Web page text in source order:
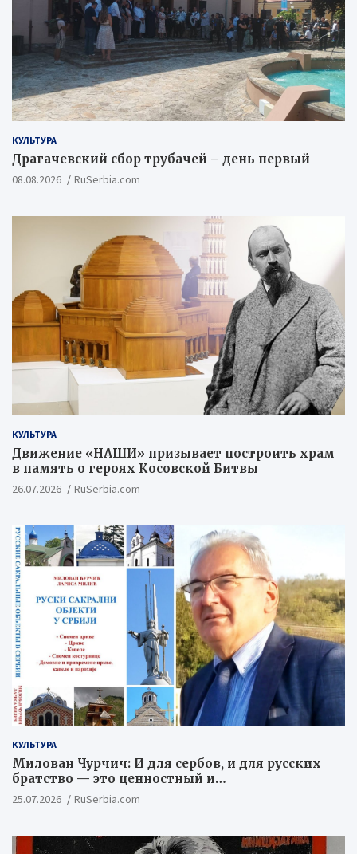
КУЛЬТУРА
Драгачевский сбор трубачей – день первый
08.08.2026 RuSerbia.com
КУЛЬТУРА
Движение «НАШИ» призывает построить храм
в память о героях Косовской Битвы
26.07.2026 RuSerbia.com
КУЛЬТУРА
Милован Чурчич: И для сербов, и для русских
братство — это ценностный и
цивилизационный концепт
25.07.2026 RuSerbia.com